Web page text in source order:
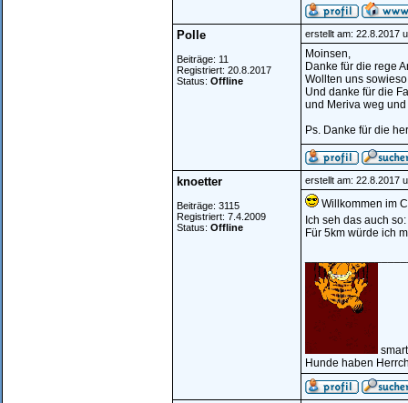
Polle
Beiträge: 11
Registriert: 20.8.2017
Status: Offline
erstellt am: 22.8.2017
Moinsen,
Danke für die rege
Wollten uns
Und danke für die
und Meriva weg
Ps. Danke für die
knoetter
Beiträge: 3115
Registriert: 7.4.2009
Status: Offline
erstellt am: 22.8.2017
Willkommen im
Ich seh das auch
Für 5km würde ich
Hunde haben